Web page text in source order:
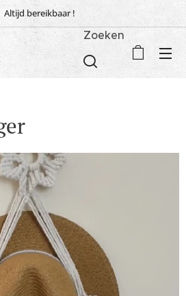
Altijd bereikbaar !
Zoeken